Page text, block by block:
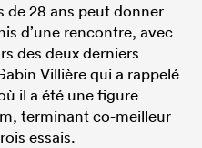
de 28 ans peut donner
d’une rencontre, avec
des deux derniers
Villière qui a rappelé
il a été une figure
terminant co-meilleur
essais.